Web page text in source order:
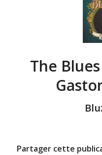
The
Partager cette